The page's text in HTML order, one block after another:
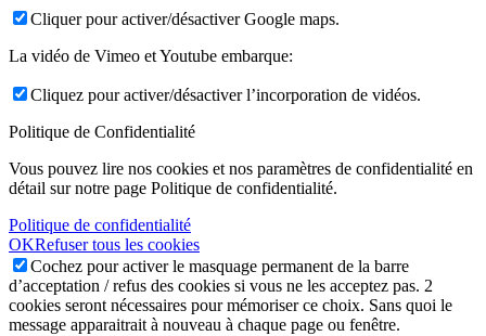
Cliquer pour activer/désactiver Google maps.
La vidéo de Vimeo et Youtube embarque:
Cliquez pour activer/désactiver l’incorporation de vidéos.
Politique de Confidentialité
Vous pouvez lire nos cookies et nos paramètres de confidentialité en
détail sur notre page Politique de confidentialité.
Politique de confidentialité
OKRefuser tous les cookies
Cochez pour activer le masquage permanent de la barre
d’acceptation / refus des cookies si vous ne les acceptez pas. 2
cookies seront nécessaires pour mémoriser ce choix. Sans quoi le
message apparaitrait à nouveau à chaque page ou fenêtre.